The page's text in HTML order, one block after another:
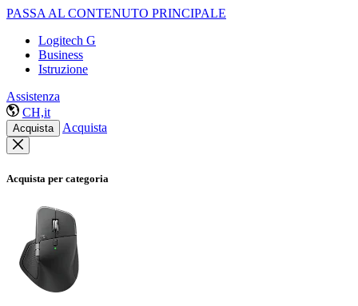
PASSA AL CONTENUTO PRINCIPALE
Logitech G
Business
Istruzione
Assistenza
CH,it
Acquista Acquista
Acquista per categoria